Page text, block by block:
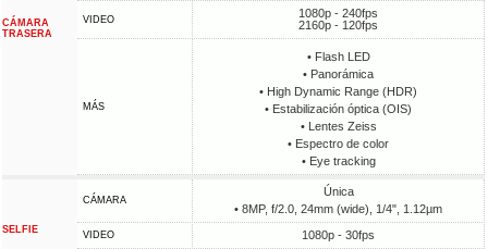
CÁMARA
TRASERA
VIDEO
1080p - 240fps
2160p - 120fps
MÁS
• Flash LED
• Panorámica
• High Dynamic Range (HDR)
• Estabilización óptica (OIS)
• Lentes Zeiss
• Espectro de color
• Eye tracking
SELFIE
CÁMARA
Única
• 8MP, f/2.0, 24mm (wide), 1/4", 1.12µm
VIDEO 1080p - 30fps